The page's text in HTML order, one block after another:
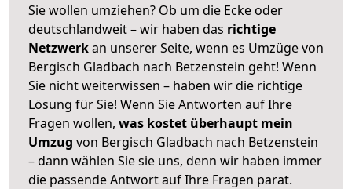
Sie wollen umziehen? Ob um die Ecke oder
deutschlandweit – wir haben das richtige
Netzwerkan unserer Seite, wenn es Umzüge von
Bergisch Gladbach nach Betzenstein geht! Wenn
Sie nicht weiterwissen – haben wir die richtige
Lösung für Sie! Wenn Sie Antworten auf Ihre
Fragen wollen, was kostet überhaupt mein
Umzug von Bergisch Gladbach nach Betzenstein
– dann wählen Sie sie uns, denn wir haben immer
die passende Antwort auf Ihre Fragen parat.